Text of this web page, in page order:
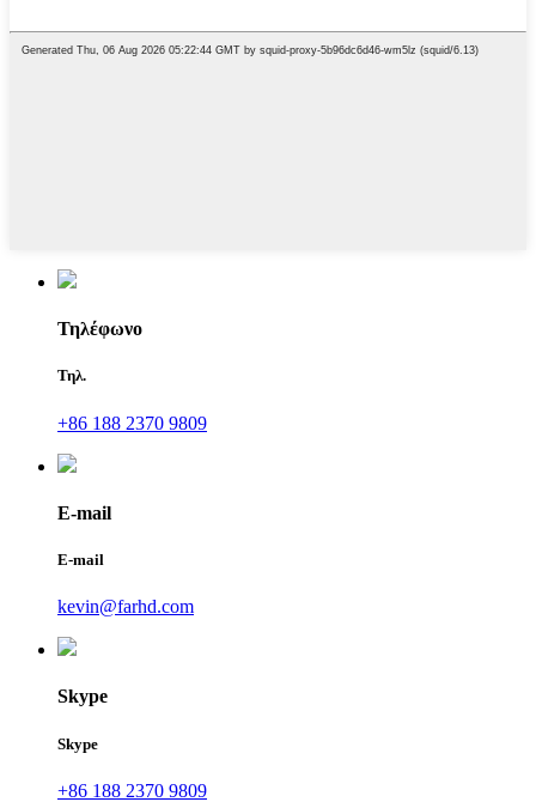
Τηλέφωνο
Τηλ.
+86 188 2370 9809
E-mail
E-mail
kevin@farhd.com
Skype
Skype
+86 188 2370 9809